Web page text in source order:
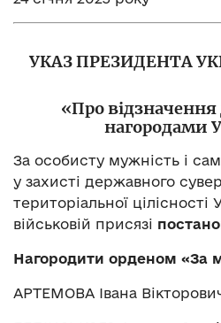
УКАЗ ПРЕЗИДЕНТА
«Про
нагородами
За особисту мужність і
у захисті державного
територіальної цілісності
військовій присязі
Нагородити орденом «За
АРТЕМОВА Івана